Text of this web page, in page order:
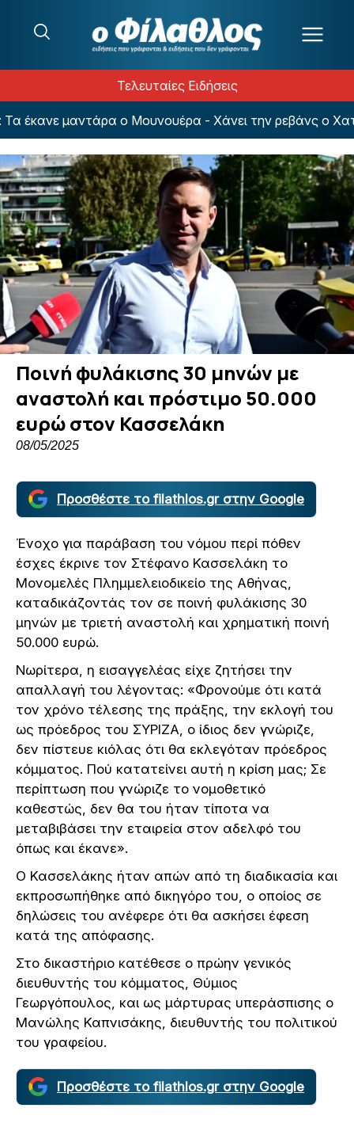
Τελευταίες Ειδήσεις
μαντάρα ο Μουνουέρα - Χάνει την ρεβάνς ο
Ποινή φυλάκισης 30 μηνών με
αναστολή και πρόστιμο 50.000
ευρώ στον Κασσελάκη
08/05/2025
Προσθέστε το filathlos.gr στην Google
Ένοχο για παράβαση του νόμου περί πόθεν
έσχες έκρινε τον Στέφανο Κασσελάκη το
Μονομελές Πλημμελειοδικείο της Αθήνας,
καταδικάζοντάς τον σε ποινή φυλάκισης 30
μηνών με τριετή αναστολή και χρηματική ποινή
50.000 ευρώ.
Νωρίτερα, η εισαγγελέας είχε ζητήσει την
απαλλαγή του λέγοντας: «Φρονούμε ότι κατά
τον χρόνο τέλεσης της πράξης, την εκλογή του
ως πρόεδρος του ΣΥΡΙΖΑ, ο ίδιος δεν γνώριζε,
δεν πίστευε κιόλας ότι θα εκλεγόταν πρόεδρος
κόμματος. Πού κατατείνει αυτή η κρίση μας; Σε
περίπτωση που γνώριζε το νομοθετικό
καθεστώς, δεν θα του ήταν τίποτα να
μεταβιβάσει την εταιρεία στον αδελφό του
όπως και έκανε».
Ο Κασσελάκης ήταν απών από τη διαδικασία και
εκπροσωπήθηκε από δικηγόρο του, ο οποίος σε
δηλώσεις του ανέφερε ότι θα ασκήσει έφεση
κατά της απόφασης.
Στο δικαστήριο κατέθεσε ο πρώην γενικός
διευθυντής του κόμματος, Θύμιος
Γεωργόπουλος, και ως μάρτυρας υπεράσπισης ο
Μανώλης Καπνισάκης, διευθυντής του πολιτικού
του γραφείου.
Προσθέστε το filathlos.gr στην Google